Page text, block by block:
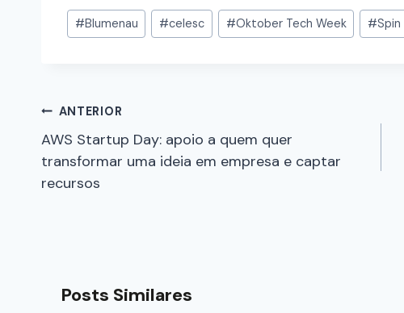
#Blumenau #celesc #Oktober Tech Week #Spin
ANTERIOR
AWS Startup Day: apoio a quem quer
transformar uma ideia em empresa e captar
recursos
Posts Similares